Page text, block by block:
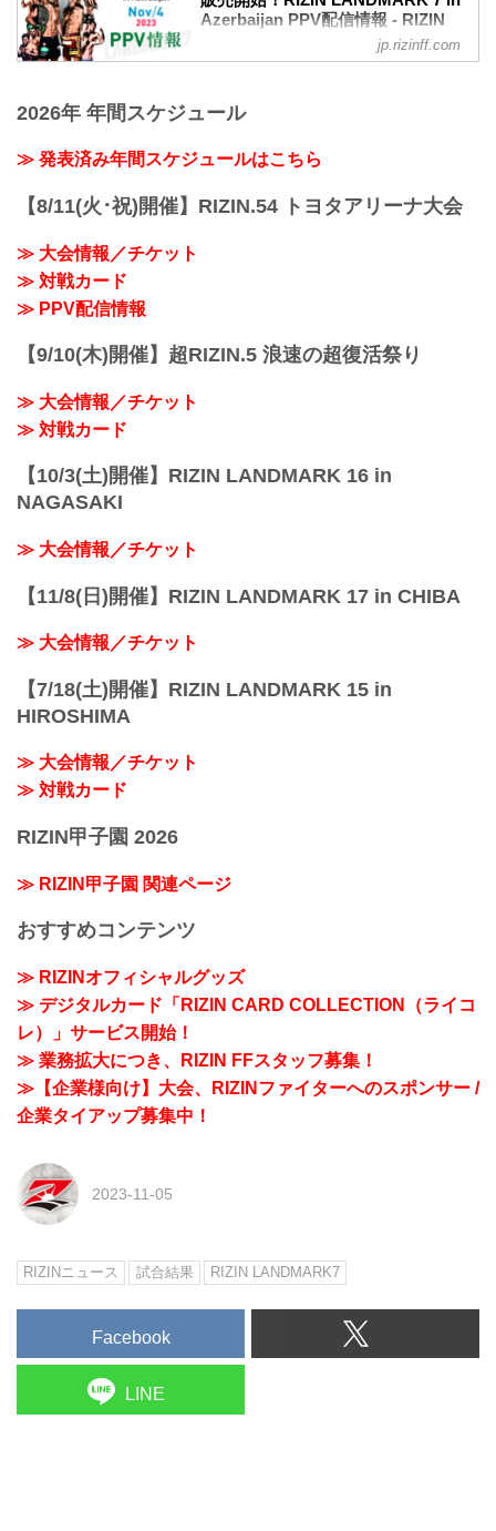
千裕
RIZIN MMAルール：5分3R（66.0kg）
ヴガール・ケラモフ
鈴木千裕
アグレッシブ｜パンチ力｜爆発力
RIZIN初の海外大...
Azerbaijan PPV配信情報 - RIZIN
FIGHTING FEDERATION オフィシ
ャルサイト
LANDMARK 7 in AzerbaijanのPPV配信チ
したぞ！
今大会は、RIZIN 100 CLUB、ABEMA、
U-NEXT、RIZIN LIVE、そしてスカパ
ー！で販売予定だ！
PPV配信スケジ...
jp.rizinff.com
2026年 年間スケジュール
≫ 発表済み年間スケジュールはこちら
【8/11(火･祝)開催】RIZIN.54 トヨタアリーナ大会
≫ 大会情報／チケット
≫ 対戦カード
≫ PPV配信情報
【9/10(木)開催】超RIZIN.5 浪速の超復活祭り
≫ 大会情報／チケット
≫ 対戦カード
【10/3(土)開催】RIZIN LANDMARK 16 in
NAGASAKI
≫ 大会情報／チケット
【11/8(日)開催】RIZIN LANDMARK 17 in CHIBA
≫ 大会情報／チケット
【7/18(土)開催】RIZIN LANDMARK 15 in
HIROSHIMA
≫ 大会情報／チケット
≫ 対戦カード
RIZIN甲子園 2026
≫ RIZIN甲子園 関連ページ
おすすめコンテンツ
≫ RIZINオフィシャルグッズ
≫ デジタルカード「RIZIN CARD COLLECTION（ライコ
レ）」サービス開始！
≫ 業務拡大につき、RIZIN FFスタッフ募集！
≫【企業様向け】大会、RIZINファイターへのスポンサー /
企業タイアップ募集中！
2023-11-05
RIZINニュース 試合結果 RIZIN LANDMARK7
Facebook
LINE